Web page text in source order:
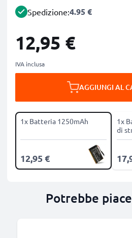
Spedizione:4.95 €
12,95 €
IVA inclusa
AGGIUNGI AL
1x Batteria 1250mAh
12,95 €
1x
di
Potrebbe